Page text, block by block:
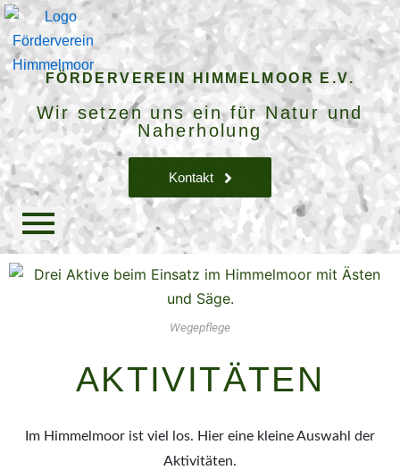
FÖRDERVEREIN HIMMELMOOR E.V.
Wir setzen uns ein für Natur und
Naherholung
Kontakt
Wegepflege
AKTIVITÄTEN
Im Himmelmoor ist viel los. Hier eine kleine Auswahl der
Aktivitäten.